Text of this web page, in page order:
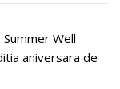
Well
aniversara de